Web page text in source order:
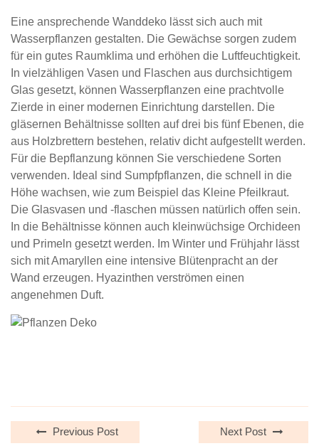
Eine ansprechende Wanddeko lässt sich auch mit
Wasserpflanzen gestalten. Die Gewächse sorgen zudem
für ein gutes Raumklima und erhöhen die Luftfeuchtigkeit.
In vielzähligen Vasen und Flaschen aus durchsichtigem
Glas gesetzt, können Wasserpflanzen eine prachtvolle
Zierde in einer modernen Einrichtung darstellen. Die
gläsernen Behältnisse sollten auf drei bis fünf Ebenen, die
aus Holzbrettern bestehen, relativ dicht aufgestellt werden.
Für die Bepflanzung können Sie verschiedene Sorten
verwenden. Ideal sind Sumpfpflanzen, die schnell in die
Höhe wachsen, wie zum Beispiel das Kleine Pfeilkraut.
Die Glasvasen und -flaschen müssen natürlich offen sein.
In die Behältnisse können auch kleinwüchsige Orchideen
und Primeln gesetzt werden. Im Winter und Frühjahr lässt
sich mit Amaryllen eine intensive Blütenpracht an der
Wand erzeugen. Hyazinthen verströmen einen
angenehmen Duft.
Previous Post Next Post